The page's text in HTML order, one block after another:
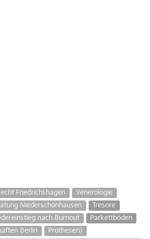
Friedrichshagen
Venerologie
Niederschönhausen
Tresore
nach Burnout
Parkettböden
Berlin
Prothesen)